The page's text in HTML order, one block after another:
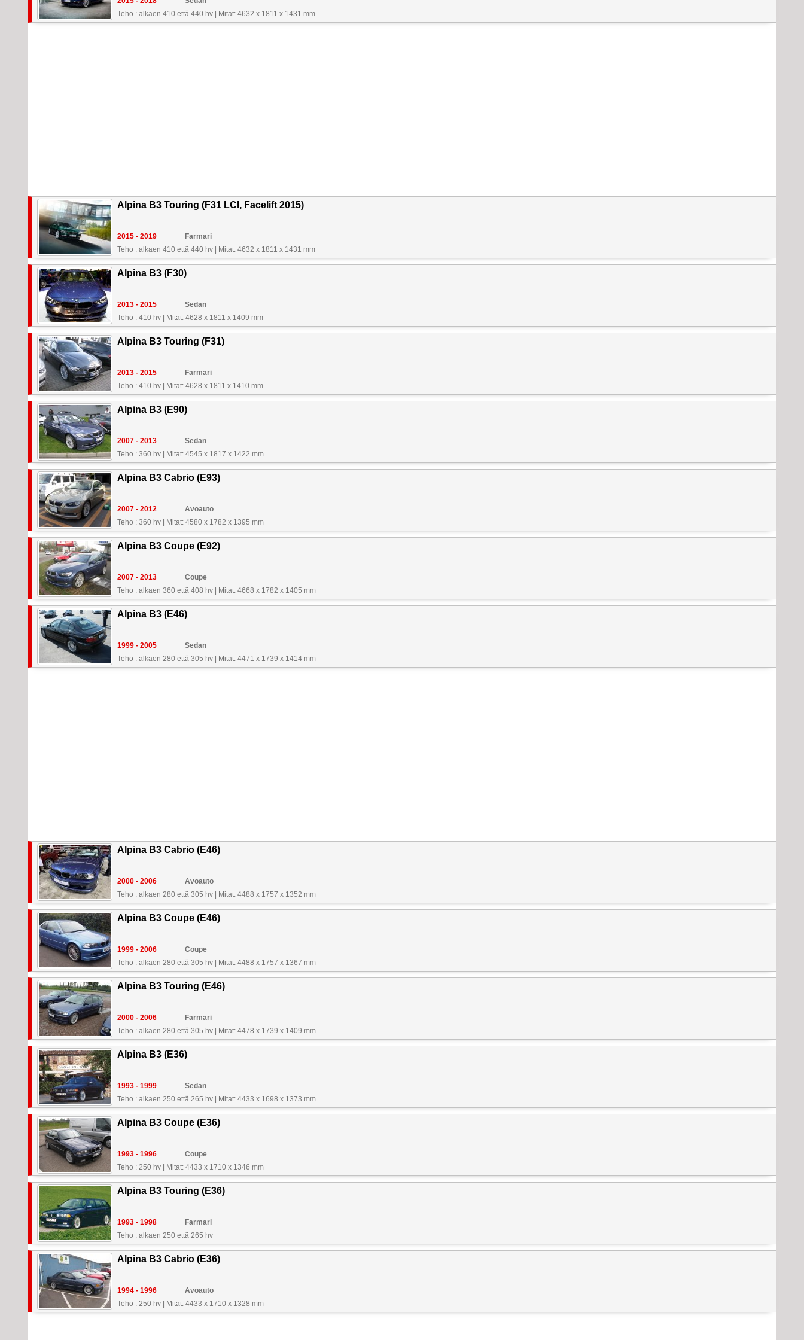
Teho : alkaen 410 että 440 hv
Mitat: 4632 x 1811 x 1431 mm
Alpina B3 Touring (F31 LCI, Facelift 2015)
2015 - 2019
Farmari
Teho : alkaen 410 että 440 hv
Mitat: 4632 x 1811 x 1431 mm
Alpina B3 (F30)
2013 - 2015
Sedan
Teho : 410 hv
Mitat: 4628 x 1811 x 1409 mm
Alpina B3 Touring (F31)
2013 - 2015
Farmari
Teho : 410 hv
Mitat: 4628 x 1811 x 1410 mm
Alpina B3 (E90)
2007 - 2013
Sedan
Teho : 360 hv
Mitat: 4545 x 1817 x 1422 mm
Alpina B3 Cabrio (E93)
2007 - 2012
Avoauto
Teho : 360 hv
Mitat: 4580 x 1782 x 1395 mm
Alpina B3 Coupe (E92)
2007 - 2013
Coupe
Teho : alkaen 360 että 408 hv
Mitat: 4668 x 1782 x 1405 mm
Alpina B3 (E46)
1999 - 2005
Sedan
Teho : alkaen 280 että 305 hv
Mitat: 4471 x 1739 x 1414 mm
Alpina B3 Cabrio (E46)
2000 - 2006
Avoauto
Teho : alkaen 280 että 305 hv
Mitat: 4488 x 1757 x 1352 mm
Alpina B3 Coupe (E46)
1999 - 2006
Coupe
Teho : alkaen 280 että 305 hv
Mitat: 4488 x 1757 x 1367 mm
Alpina B3 Touring (E46)
2000 - 2006
Farmari
Teho : alkaen 280 että 305 hv
Mitat: 4478 x 1739 x 1409 mm
Alpina B3 (E36)
1993 - 1999
Sedan
Teho : alkaen 250 että 265 hv
Mitat: 4433 x 1698 x 1373 mm
Alpina B3 Coupe (E36)
1993 - 1996
Coupe
Teho : 250 hv
Mitat: 4433 x 1710 x 1346 mm
Alpina B3 Touring (E36)
1993 - 1998
Farmari
Teho : alkaen 250 että 265 hv
Alpina B3 Cabrio (E36)
1994 - 1996
Avoauto
Teho : 250 hv
Mitat: 4433 x 1710 x 1328 mm